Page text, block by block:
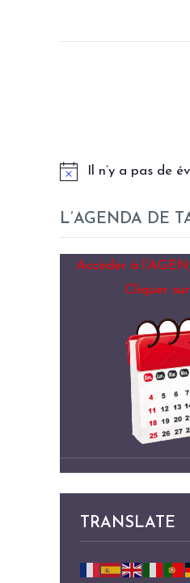
Il n’y a pas de
L’AGENDA DE
Accéder à
Cliquer
TRANSLATE